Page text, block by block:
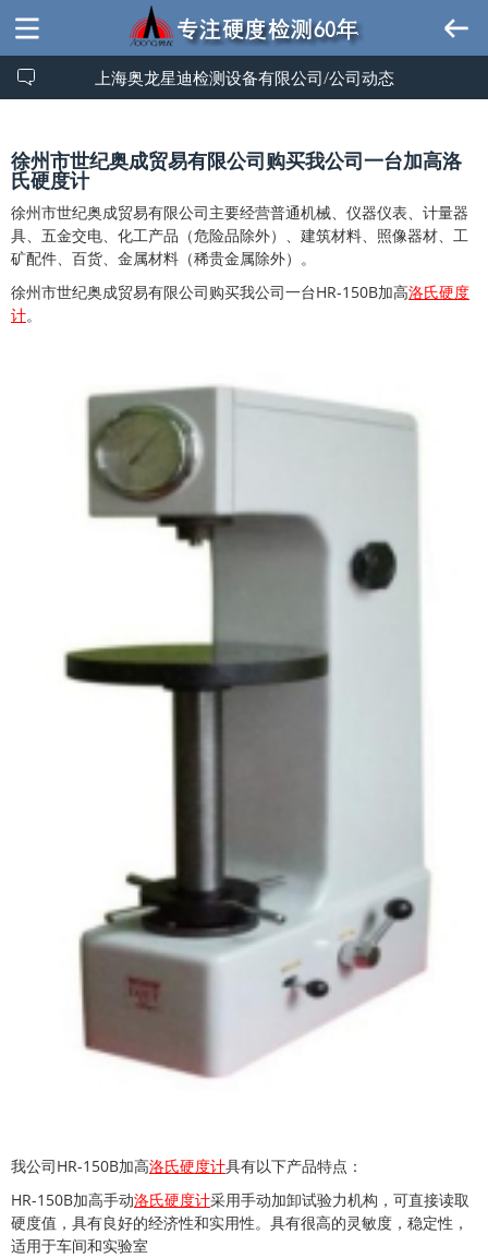
上海奥龙星迪检测设备有限公司/公司动态
徐州市世纪奥成贸易有限公司购买我公司一台加高洛
氏硬度计
徐州市世纪奥成贸易有限公司主要经营普通机械、仪器仪表、计量器
具、五金交电、化工产品（危险品除外）、建筑材料、照像器材、工
矿配件、百货、金属材料（稀贵金属除外）。
徐州市世纪奥成贸易有限公司购买我公司一台HR-150B加高洛氏硬度
计。
我公司HR-150B加高洛氏硬度计具有以下产品特点：
HR-150B加高手动洛氏硬度计采用手动加卸试验力机构，可直接读取
硬度值，具有良好的经济性和实用性。具有很高的灵敏度，稳定性，
适用于车间和实验室